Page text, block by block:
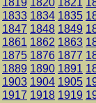
1833 1834 1835
1847 1848 1849
1861 1862 1863
1875 1876 1877
1889 1890 1891
1903 1904 1905
1917 1918 1919